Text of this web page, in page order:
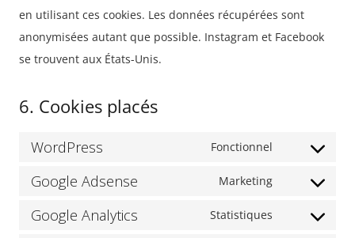
en utilisant ces cookies. Les données récupérées sont
anonymisées autant que possible. Instagram et Facebook
se trouvent aux États-Unis.
6. Cookies placés
WordPress Fonctionnel
Consent
wordpress
Google Adsense Marketing
Consent
Google Analytics Statistiques
Consent